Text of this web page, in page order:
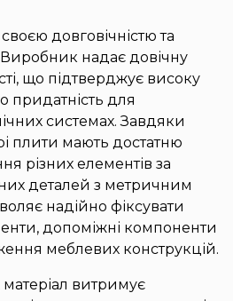
довговічністю та
Виробник надає довічну
що підтверджує високу
придатність для
системах. Завдяки
плити мають достатню
різних елементів за
деталей з метричним
надійно фіксувати
допоміжні компоненти
меблевих конструкцій.
матеріал витримує